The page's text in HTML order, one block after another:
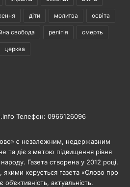
діти молитва освіта
свобода релігія смерть
церква
Телефон: 0966126096
є незалежним, недержавним
та діє з метою підвищення рівня
народу. Газета створена у 2012 році.
керується газета «Слово про
актуальність.